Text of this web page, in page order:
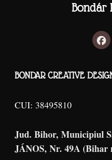
Bondár
BONDAR CREATIVE
CUI: 38495810
Jud. Bihor, Municipiul
JÁNOS, Nr. 49A (Bihar